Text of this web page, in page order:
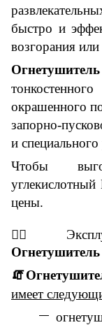
быстро и
возгорания
окрашенного
запорно-
и специального
Чтобы
углекислотный
цены.
👇🏼
🧯
имеет